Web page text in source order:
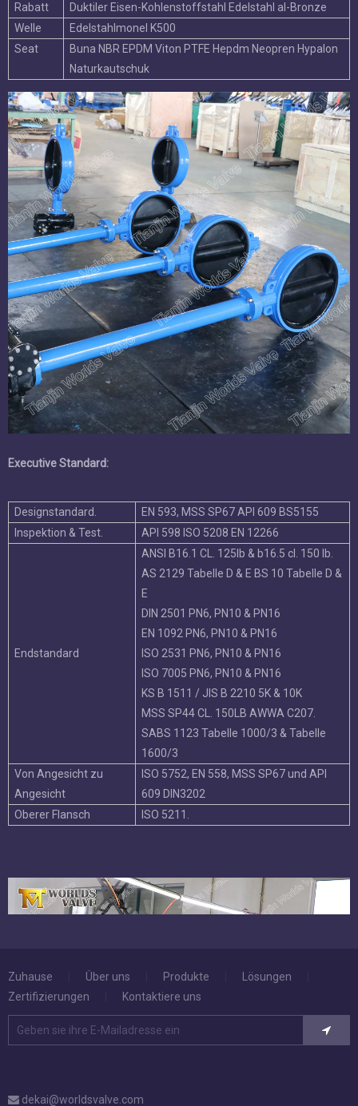
Technische Parameter:
Größe Dn32-dn600.
DN650-DN2000.
Arbeitsdruck
16bar.
10 Bar
Hülse
24bar.
15bar.
Siegel
18bar.
11bar.
Betriebstemperatur
-45 ℃ ~ + 150 ℃
Betriebsumgebung.
Ballast- und Bilge-System Chemische
Verarbeitung
Getränkegasanlagen
Havc Mining Industry Paper Industry
Sand Handling Seawater
Zuckerindustrie
Thermo Technische
Wasseraufbereitung Abwasser
Handhebel Wurmzahnrad elektrische
pneumatisch